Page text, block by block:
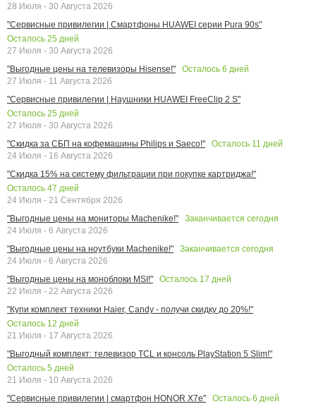
28 Июля - 30 Августа 2026
"Сервисные привилегии | Смартфоны HUAWEI серии Pura 90s"
Осталось 25 дней
27 Июля - 30 Августа 2026
"Выгодные цены на телевизоры Hisense!"
Осталось 6 дней
27 Июля - 11 Августа 2026
"Сервисные привилегии | Наушники HUAWEI FreeClip 2 S"
Осталось 25 дней
27 Июля - 30 Августа 2026
"Скидка за СБП на кофемашины Philips и Saeco!"
Осталось 11 дней
24 Июля - 16 Августа 2026
"Скидка 15% на систему фильтрации при покупке картриджа!"
Осталось 47 дней
24 Июля - 21 Сентября 2026
"Выгодные цены на мониторы Machenike!"
Заканчивается сегодня
24 Июля - 6 Августа 2026
"Выгодные цены на ноутбуки Machenike!"
Заканчивается сегодня
24 Июля - 6 Августа 2026
"Выгодные цены на моноблоки MSI!"
Осталось 17 дней
22 Июля - 22 Августа 2026
"Купи комплект техники Haier, Candy - получи скидку до 20%!"
Осталось 12 дней
21 Июля - 17 Августа 2026
"Выгодный комплект: телевизор TCL и консоль PlayStation 5 Slim!"
Осталось 5 дней
21 Июля - 10 Августа 2026
"Сервисные привилегии | смартфон HONOR X7e"
Осталось 6 дней